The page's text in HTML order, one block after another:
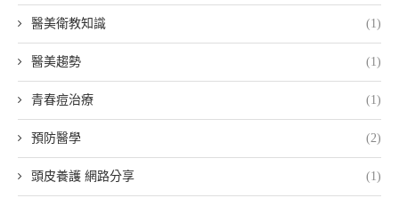
醫美衛教知識 (1)
醫美趨勢 (1)
青春痘治療 (1)
預防醫學 (2)
頭皮養護 網路分享 (1)